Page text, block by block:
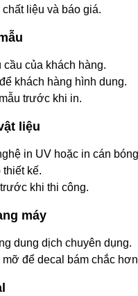
liệu và báo giá.
cầu của khách hàng.
khách hàng hình dung.
trước khi in.
liệu
in UV hoặc in cán
thiết kế.
khi thi công.
máy
dung dịch chuyên dụng.
mỡ để decal bám chắc